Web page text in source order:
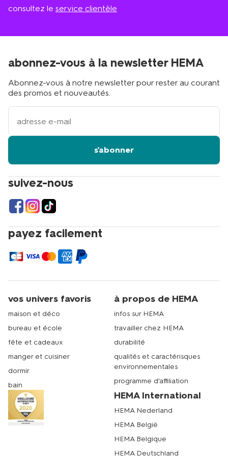
consultez le service clientèle
suivez-nous
payez facilement
abonnez-vous à la newsletter HEMA
Abonnez-vous à notre newsletter pour rester au courant
des promos et nouveautés.
votre
adresse
s'abonner
vos univers favoris
maison et déco
bureau et école
fête et cadeaux
manger et cuisiner
dormir
bain
à propos de HEMA
infos sur HEMA
travailler chez HEMA
durabilité
qualités et caractérisques
environnementales
programme d'affiliation
HEMA International
HEMA Nederland
HEMA België
HEMA Belgique
HEMA Deutschland